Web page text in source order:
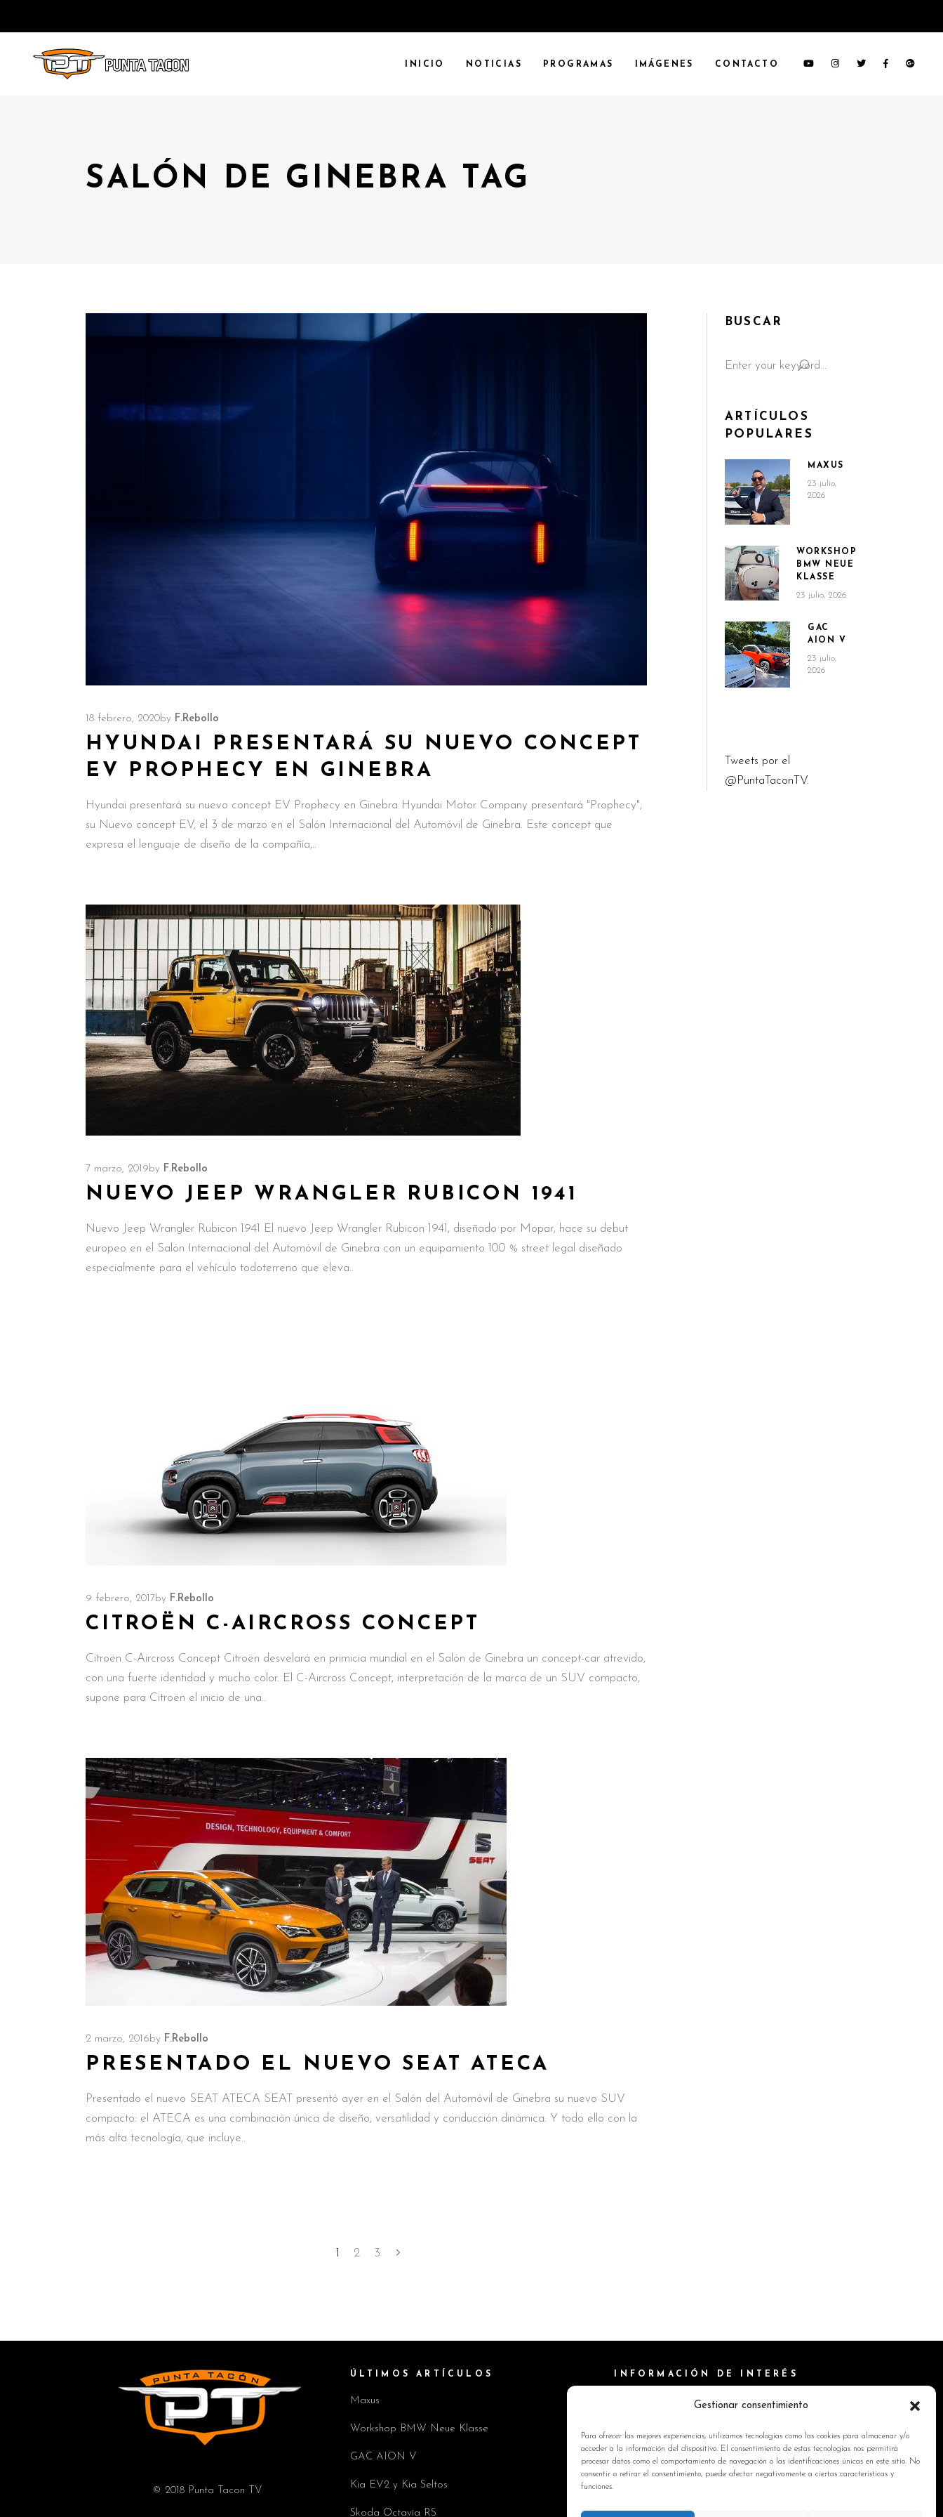
Gestionar consentimiento
Para ofrecer las mejores experiencias, utilizamos tecnologías como las cookies para almacenar y/o
acceder a la información del dispositivo. El consentimiento de estas tecnologías nos permitirá
procesar datos como el comportamiento de navegación o las identificaciones únicas en este sitio. No
consentir o retirar el consentimiento, puede afectar negativamente a ciertas características y
funciones.
INICIO NOTICIAS PROGRAMAS IMÁGENES CONTACTO
SALÓN DE GINEBRA TAG
18 febrero, 2020by F.Rebollo
HYUNDAI PRESENTARÁ SU NUEVO CONCEPT
EV PROPHECY EN GINEBRA
Hyundai presentará su nuevo concept EV Prophecy en Ginebra Hyundai Motor Company presentará "Prophecy",
su Nuevo concept EV, el 3 de marzo en el Salón Internacional del Automóvil de Ginebra. Este concept que
expresa el lenguaje de diseño de la compañía,
7 marzo, 2019by F.Rebollo
NUEVO JEEP WRANGLER RUBICON 1941
Nuevo Jeep Wrangler Rubicon 1941 El nuevo Jeep Wrangler Rubicon 1941, diseñado por Mopar, hace su debut
europeo en el Salón Internacional del Automóvil de Ginebra con un equipamiento 100 % street legal diseñado
especialmente para el vehículo todoterreno que eleva
9 febrero, 2017by F.Rebollo
CITROËN C-AIRCROSS CONCEPT
Citroën C-Aircross Concept Citroën desvelará en primicia mundial en el Salón de Ginebra un concept-car atrevido,
con una fuerte identidad y mucho color. El C-Aircross Concept, interpretación de la marca de un SUV compacto,
supone para Citroën el inicio de una
2 marzo, 2016by F.Rebollo
PRESENTADO EL NUEVO SEAT ATECA
Presentado el nuevo SEAT ATECA SEAT presentó ayer en el Salón del Automóvil de Ginebra su nuevo SUV
compacto: el ATECA es una combinación única de diseño, versatilidad y conducción dinámica. Y todo ello con la
más alta tecnología, que incluye
2 3
BUSCAR
for:
ARTÍCULOS
POPULARES
MAXUS
23 julio,
2026
WORKSHOP
BMW NEUE
KLASSE
23 julio, 2026
GAC
AION V
23 julio,
2026
Tweets por el
@PuntaTaconTV.
© 2018 Punta Tacon TV
ÚLTIMOS ARTÍCULOS
Maxus
Workshop BMW Neue Klasse
GAC AION V
Kia EV2 y Kia Seltos
Skoda Octavia RS
INFORMACIÓN DE INTERÉS
Política de Cookies
Política de privacidad
Contacto